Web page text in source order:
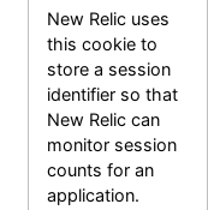
New Relic uses
this cookie to
store a session
identifier so that
New Relic can
monitor session
counts for an
application.